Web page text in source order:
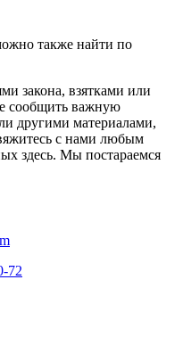
также найти по
закона, взятками или
сообщить важную
другими материалами,
с нами любым
здесь. Мы постараемся
72